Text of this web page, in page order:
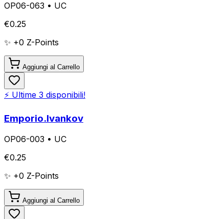
OP06-063 • UC
€0.25
✨ +0 Z-Points
Aggiungi al Carrello
⚡ Ultime 3 disponibili!
Emporio.Ivankov
OP06-003 • UC
€0.25
✨ +0 Z-Points
Aggiungi al Carrello